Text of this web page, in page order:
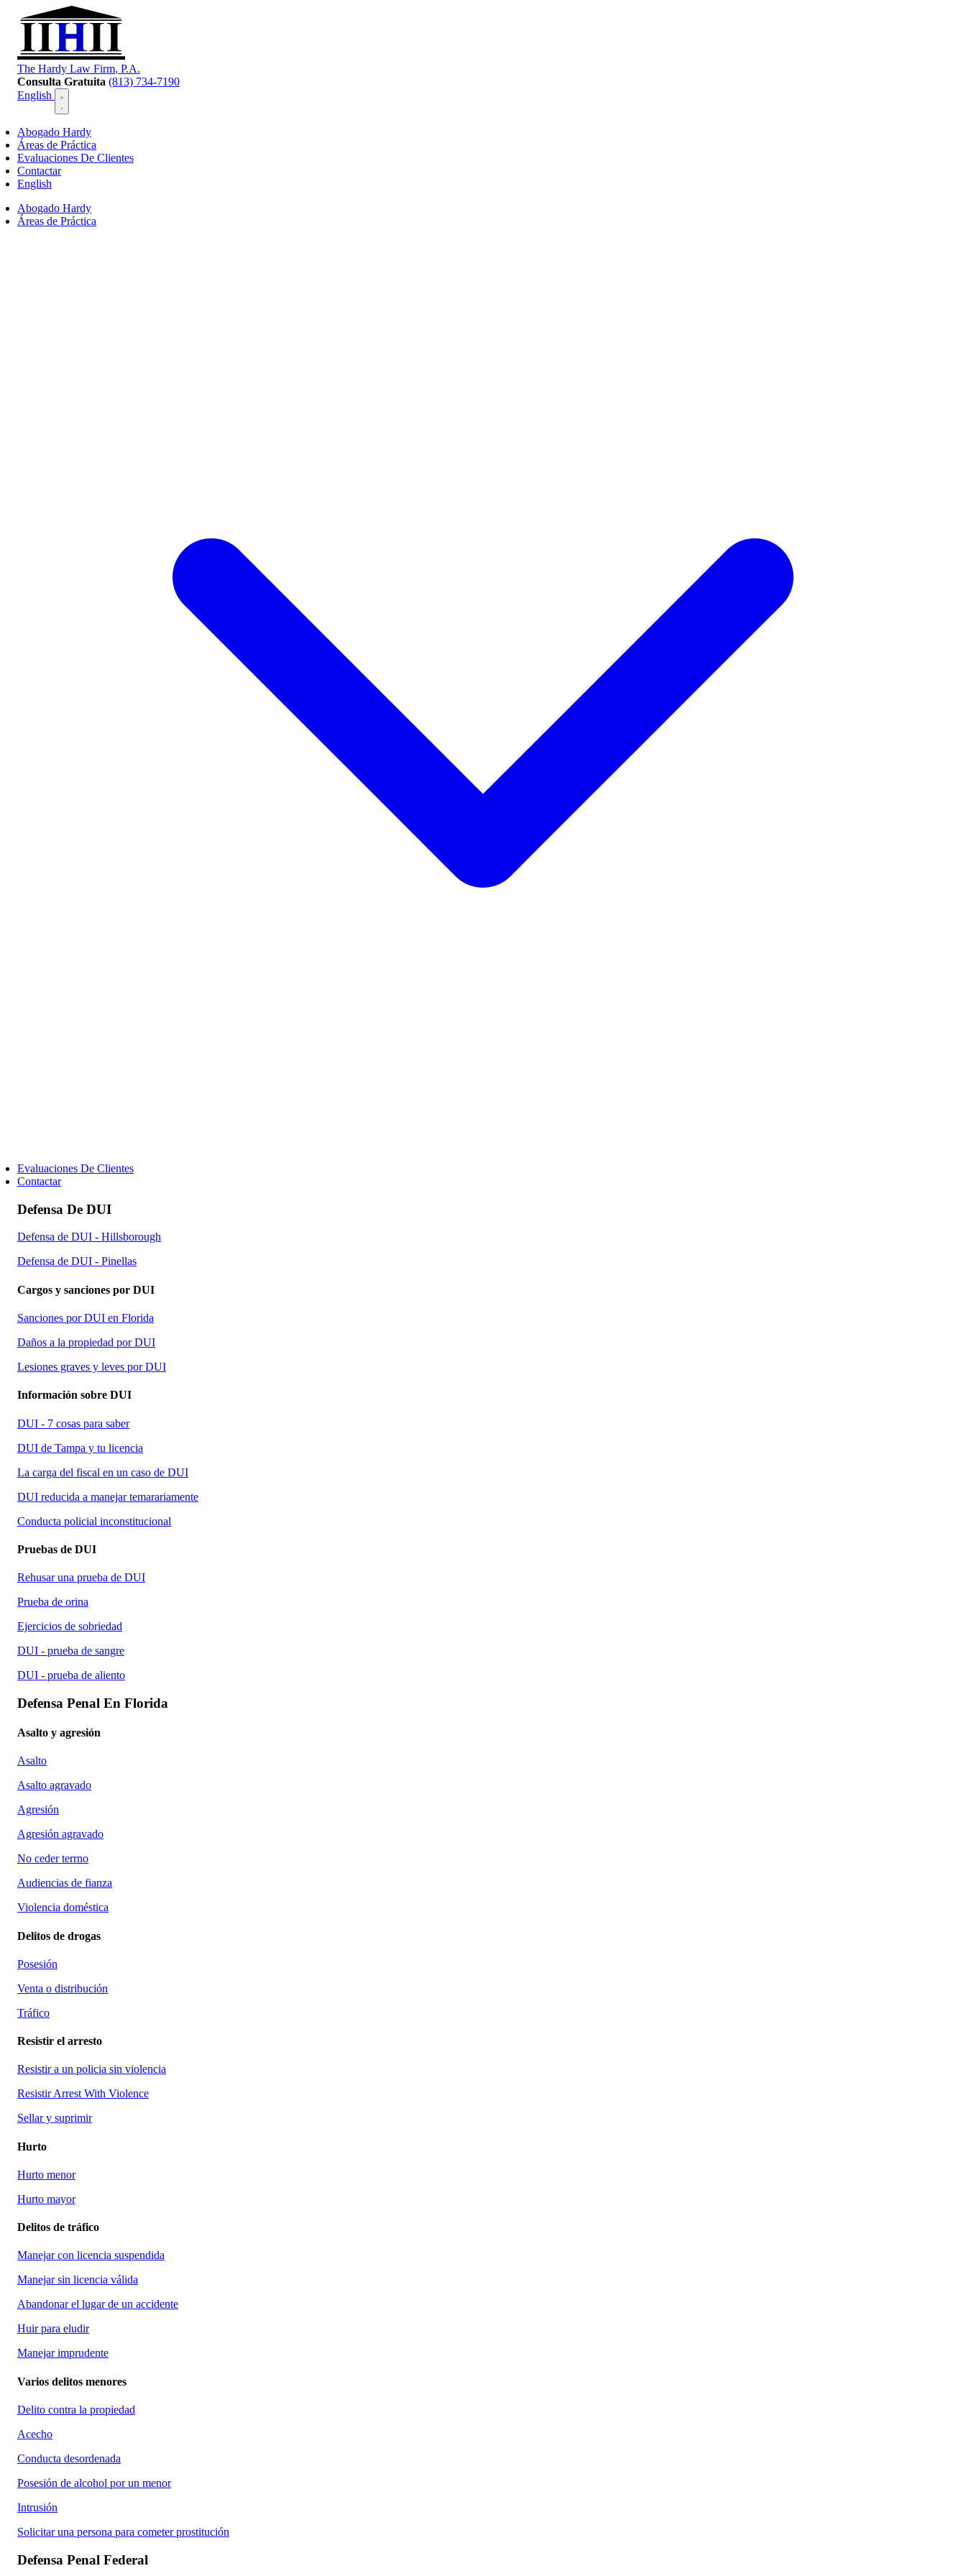
The Hardy Law Firm, P.A.
Consulta Gratuita (813) 734-7190
English
Abogado Hardy
Áreas de Práctica
Evaluaciones De Clientes
Contactar
English
Abogado Hardy
Áreas de Práctica
Evaluaciones De Clientes
Contactar
Defensa De DUI
Defensa de DUI - Hillsborough
Defensa de DUI - Pinellas
Cargos y sanciones por DUI
Sanciones por DUI en Florida
Daños a la propiedad por DUI
Lesiones graves y leves por DUI
Información sobre DUI
DUI - 7 cosas para saber
DUI de Tampa y tu licencia
La carga del fiscal en un caso de DUI
DUI reducida a manejar temarariamente
Conducta policial inconstitucional
Pruebas de DUI
Rehusar una prueba de DUI
Prueba de orina
Ejercicios de sobriedad
DUI - prueba de sangre
DUI - prueba de aliento
Defensa Penal En Florida
Asalto y agresión
Asalto
Asalto agravado
Agresión
Agresión agravado
No ceder terrno
Audiencias de fianza
Violencia doméstica
Delitos de drogas
Posesión
Venta o distribución
Tráfico
Resistir el arresto
Resistir a un policia sin violencia
Resistir Arrest With Violence
Sellar y suprimir
Hurto
Hurto menor
Hurto mayor
Delitos de tráfico
Manejar con licencia suspendida
Manejar sin licencia válida
Abandonar el lugar de un accidente
Huir para eludir
Manejar imprudente
Varios delitos menores
Delito contra la propiedad
Acecho
Conducta desordenada
Posesión de alcohol por un menor
Intrusión
Solicitar una persona para cometer prostitución
Defensa Penal Federal